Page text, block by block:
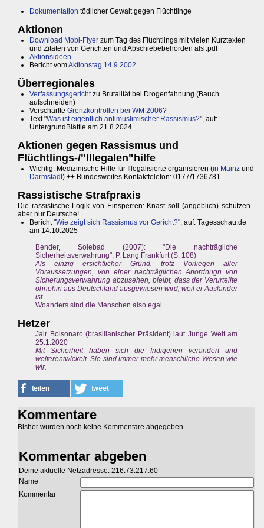
Dokumentation tödlicher Gewalt gegen Flüchtlinge
Aktionen
Download Mobi-Flyer zum Tag des Flüchtlings mit vielen Kurztexten
und Zitaten von Gerichten und Abschiebebehörden als .pdf
Aktionsideen
Bericht vomAktionstag 14.9.2002
Überregionales
Verfassungsgerichtzu Brutalität bei Drogenfahnung (Bauch
aufschneiden)
Verschärfte Grenzkontrollen bei WM 2006?
Text "Was ist eigentlich antimuslimischer Rassismus?", auf:
UntergrundBlättle am 21.8.2024
Aktionen gegen Rassismus und
Flüchtlings-/"Illegalen"hilfe
Wichtig: Medizinische Hilfe für Illegalisierte organisieren (in Mainz und
Darmstadt) ++ Bundesweites Kontakttelefon: 0177/1736781.
Rassistische Strafpraxis
Die rassistische Logik von Einsperren: Knast soll (angeblich) schützen -
aber nur Deutsche!
Bericht "Wie zeigt sich Rassismus vor Gericht?", auf: Tagesschau.de
am 14.10.2025
Bender, Solebad (2007): "Die nachträgliche
Sicherheitsverwahrung", P. Lang Frankfurt (S. 108)
Als einzig ersichtlicher Grund, trotz Vorliegen aller
Voraussetzungen, von einer nachträglichen Anordnugn von
Sicherungsverwahrung abzusehen, bleibt, dass der Verurteilte
ohnehin aus Deutschland ausgewiesen wird, weil er Ausländer
ist.
Woanders sind die Menschen also egal ...
Hetzer
Jair Bolsonaro (brasilianischer Präsident) laut Junge Welt am
25.1.2020
Mit Sicherheit haben sich die Indigenen verändert und
weiterentwickelt. Sie sind immer mehr menschliche Wesen wie
wir.
Kommentare
Bisher wurden noch keine Kommentare abgegeben.
Kommentar abgeben
Deine aktuelle Netzadresse: 216.73.217.60
Name
Kommentar